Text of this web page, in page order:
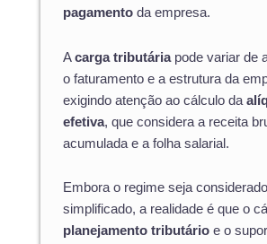
pagamento da empresa.
Acarga tributáriapode variar de
o faturamento e a estrutura da
exigindo atenção ao cálculo da
efetiva, que considera a receita
acumulada e a folha salarial.
Embora o regime seja considerado
simplificado, a realidade é que o
planejamento tributário e o